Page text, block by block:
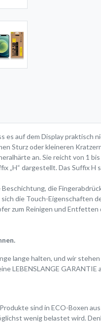
es auf dem Display
Sturz oder kleineren
an. Sie reicht von 1
„H“ dargestellt. Das Suffix
die
die Touch-Eigenschaften
zum Reinigen und
lange halten, und wir
LEBENSLANGE GARANTIE
sind in ECO-Boxen
wenig belastet wird.